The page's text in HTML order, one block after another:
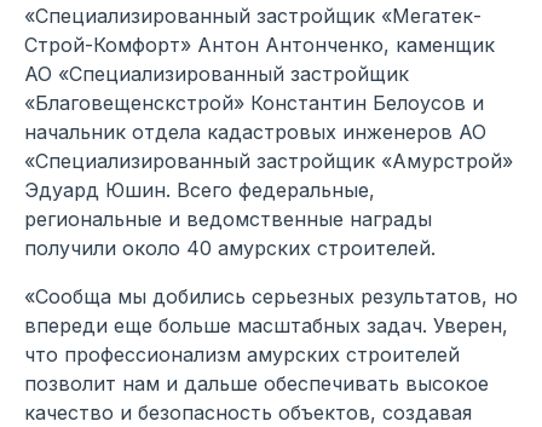
«Специализированный застройщик «Мегатек-
Строй-Комфорт» Антон Антонченко, каменщик
АО «Специализированный застройщик
«Благовещенскстрой» Константин Белоусов и
начальник отдела кадастровых инженеров АО
«Специализированный застройщик «Амурстрой»
Эдуард Юшин. Всего федеральные,
региональные и ведомственные награды
получили около 40 амурских строителей.
«Сообща мы добились серьезных результатов, но
впереди еще больше масштабных задач. Уверен,
что профессионализм амурских строителей
позволит нам и дальше обеспечивать высокое
качество и безопасность объектов, создавая